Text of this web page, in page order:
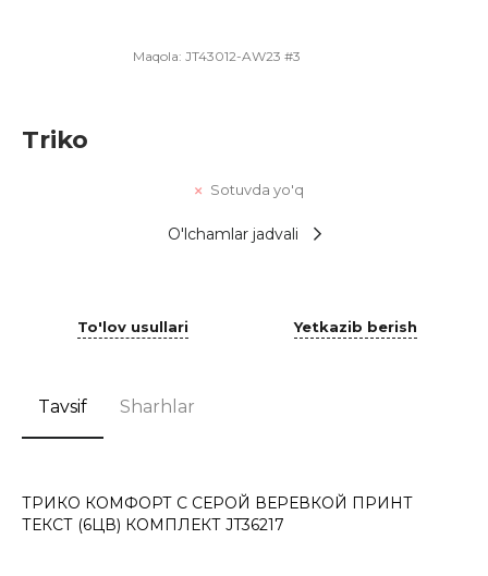
Maqola: JT43012-AW23 #3
Triko
Sotuvda yo'q
O'lchamlar jadvali
To'lov usullari Yetkazib berish
Tavsif Sharhlar
ТРИКО КОМФОРТ С СЕРОЙ ВЕРЕВКОЙ ПРИНТ
ТЕКСТ (6ЦВ) КОМПЛЕКТ JT36217